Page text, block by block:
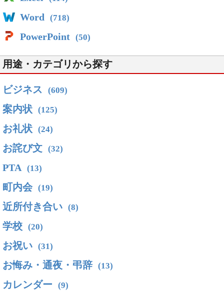
Word (718)
PowerPoint (50)
用途・カテゴリから探す
ビジネス (609)
案内状 (125)
お礼状 (24)
お詫び文 (32)
PTA (13)
町内会 (19)
近所付き合い (8)
学校 (20)
お祝い (31)
お悔み・通夜・弔辞 (13)
カレンダー (9)